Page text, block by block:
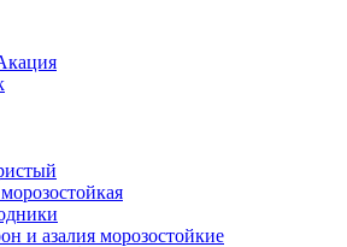
и азалия морозостойкие